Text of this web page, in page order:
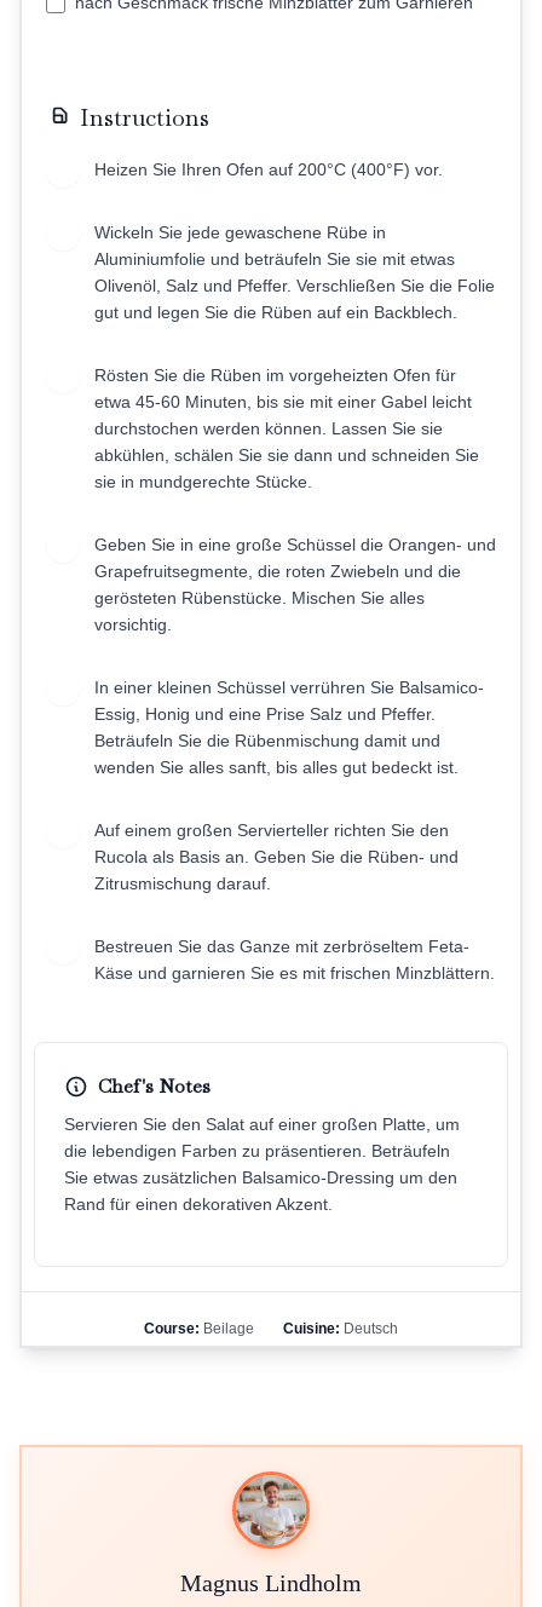
Instructions
Heizen Sie Ihren Ofen auf 200°C (400°F) vor.
Wickeln Sie jede gewaschene Rübe in
Aluminiumfolie und beträufeln Sie sie mit etwas
Olivenöl, Salz und Pfeffer. Verschließen Sie die Folie
gut und legen Sie die Rüben auf ein Backblech.
Rösten Sie die Rüben im vorgeheizten Ofen für
etwa 45-60 Minuten, bis sie mit einer Gabel leicht
durchstochen werden können. Lassen Sie sie
abkühlen, schälen Sie sie dann und schneiden Sie
sie in mundgerechte Stücke.
Geben Sie in eine große Schüssel die Orangen- und
Grapefruitsegmente, die roten Zwiebeln und die
gerösteten Rübenstücke. Mischen Sie alles
vorsichtig.
In einer kleinen Schüssel verrühren Sie Balsamico-
Essig, Honig und eine Prise Salz und Pfeffer.
Beträufeln Sie die Rübenmischung damit und
wenden Sie alles sanft, bis alles gut bedeckt ist.
Auf einem großen Servierteller richten Sie den
Rucola als Basis an. Geben Sie die Rüben- und
Zitrusmischung darauf.
Bestreuen Sie das Ganze mit zerbröseltem Feta-
Käse und garnieren Sie es mit frischen Minzblättern.
Chef's Notes
Servieren Sie den Salat auf einer großen Platte, um
die lebendigen Farben zu präsentieren. Beträufeln
Sie etwas zusätzlichen Balsamico-Dressing um den
Rand für einen dekorativen Akzent.
Course: Beilage Cuisine: Deutsch
Magnus Lindholm